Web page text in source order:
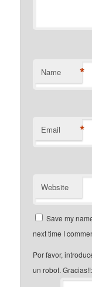
Name *
Email *
Website
Save my
next time I
Por favor,
un robot. Gracias!!: